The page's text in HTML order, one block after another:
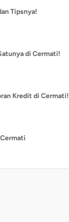
Tipsnya!
di Cermati!
Kredit di Cermati!